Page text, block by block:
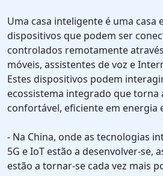
Uma casa inteligente é uma casa
dispositivos que podem ser
controlados remotamente
móveis, assistentes de voz e
Estes dispositivos podem
ecossistema integrado que torna
confortável, eficiente em energia
- Na China, onde as tecnologias
5G e IoT estão a desenvolver-se,
estão a tornar-se cada vez mais